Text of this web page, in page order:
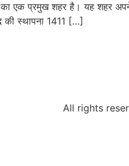
का एक प्रमुख शहर है। यह शहर
की स्थापना 1411 […]
All rights